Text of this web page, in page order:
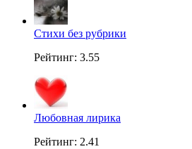
Стихи без рубрики
Рейтинг: 3.55
Любовная лирика
Рейтинг: 2.41